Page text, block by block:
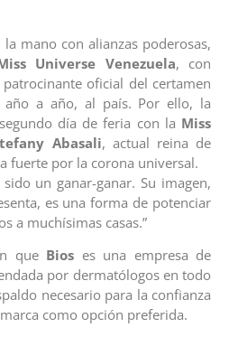
mano con alianzas poderosas,
Universe Venezuela, con
oficial del certamen
año a año, al país. Por ello, la
día de feria con la Miss
Abasali, actual reina de
fuerte por la corona universal.
un ganar-ganar. Su imagen,
es una forma de potenciar
a muchísimas casas.”
que Bios es una empresa de
por dermatólogos en todo
necesario para la confianza
como opción preferida.